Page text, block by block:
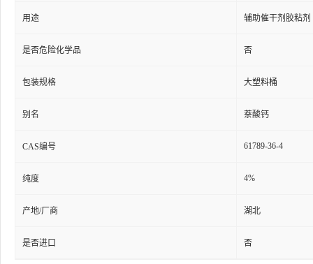
用途 辅助催干剂胶粘剂
是否危险化学品 否
包装规格 大塑料桶
别名 萘酸钙
CAS编号 61789-36-4
纯度 4%
产地/厂商 湖北
是否进口 否